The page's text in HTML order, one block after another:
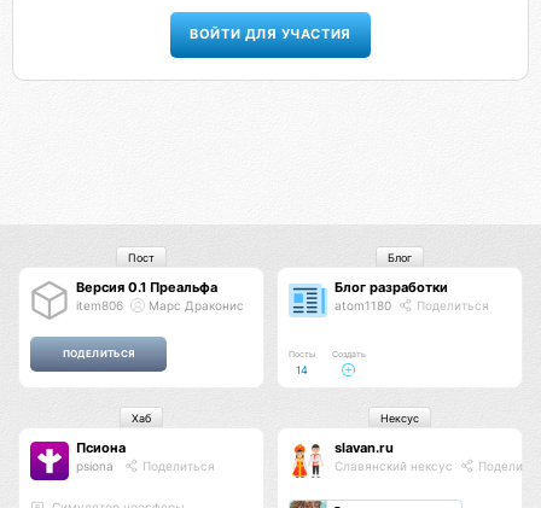
ВОЙТИ ДЛЯ УЧАСТИЯ
Версия 0.1 Преальфа
item806 Марс Драконис
Пост
Блог разработки
atom1180 Поделиться
Посты
14
Создать
Блог
Псиона
psiona Поделиться
Хаб
slavan.ru
Славянский нексус
Нексус